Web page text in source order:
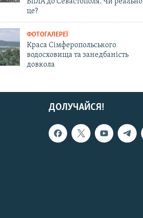
це?
ФОТОГАЛЕРЕЇ
Краса Сімферопольського
водосховища та занедбаність
довкола
ДОЛУЧАЙСЯ!